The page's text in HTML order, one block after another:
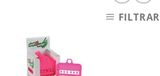
FILTRAR